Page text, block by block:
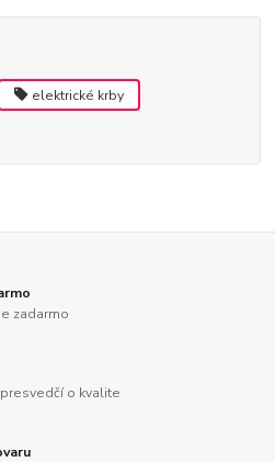
elektrické krby
zadarmo
o kvalite